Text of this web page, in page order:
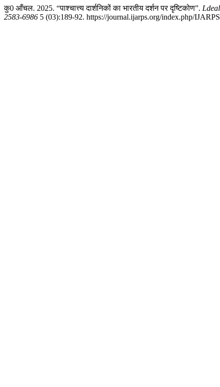
कु0 आँचल. 2025. “पाश्चात्त्य दार्शनिकों का भारतीय दर्शन पर दृष्टिकोण”.
2583-6986 5 (03):189-92. https://journal.ijarps.org/index.php/